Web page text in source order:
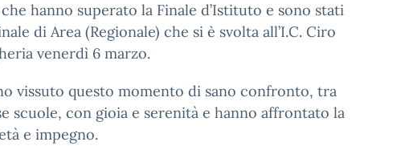
hanno superato la Finale d’Istituto e sono stati
di Area (Regionale) che si è svolta all’I.C. Ciro
venerdì 6 marzo.
vissuto questo momento di sano confronto, tra
scuole, con gioia e serenità e hanno affrontato la
e impegno.